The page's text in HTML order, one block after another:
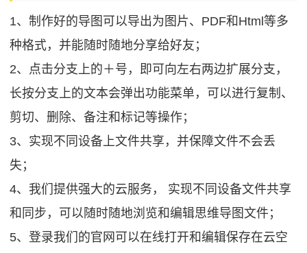
1、制作好的导图可以导出为图片、PDF和Html等多
种格式，并能随时随地分享给好友；
2、点击分支上的＋号，即可向左右两边扩展分支，
长按分支上的文本会弹出功能菜单，可以进行复制、
剪切、删除、备注和标记等操作；
3、实现不同设备上文件共享，并保障文件不会丢
失；
4、我们提供强大的云服务， 实现不同设备文件共享
和同步，可以随时随地浏览和编辑思维导图文件；
5、登录我们的官网可以在线打开和编辑保存在云空